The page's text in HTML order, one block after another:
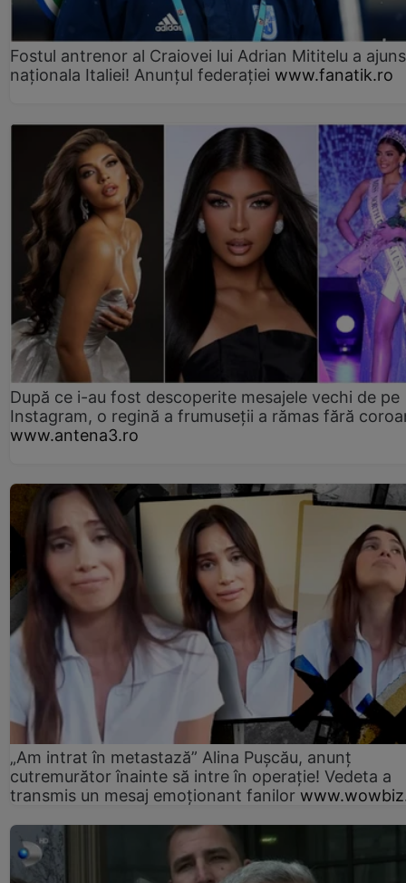
Fostul antrenor al Craiovei lui Adrian Mititelu a
naționala Italiei! Anunțul federației www.fanatik.ro
După ce i-au fost descoperite mesajele vechi de pe
Instagram, o regină a frumuseții a rămas fără
www.antena3.ro
„Am intrat în metastază” Alina Pușcău, anunț
cutremurător înainte să intre în operație! Vedeta a
transmis un mesaj emoționant fanilor